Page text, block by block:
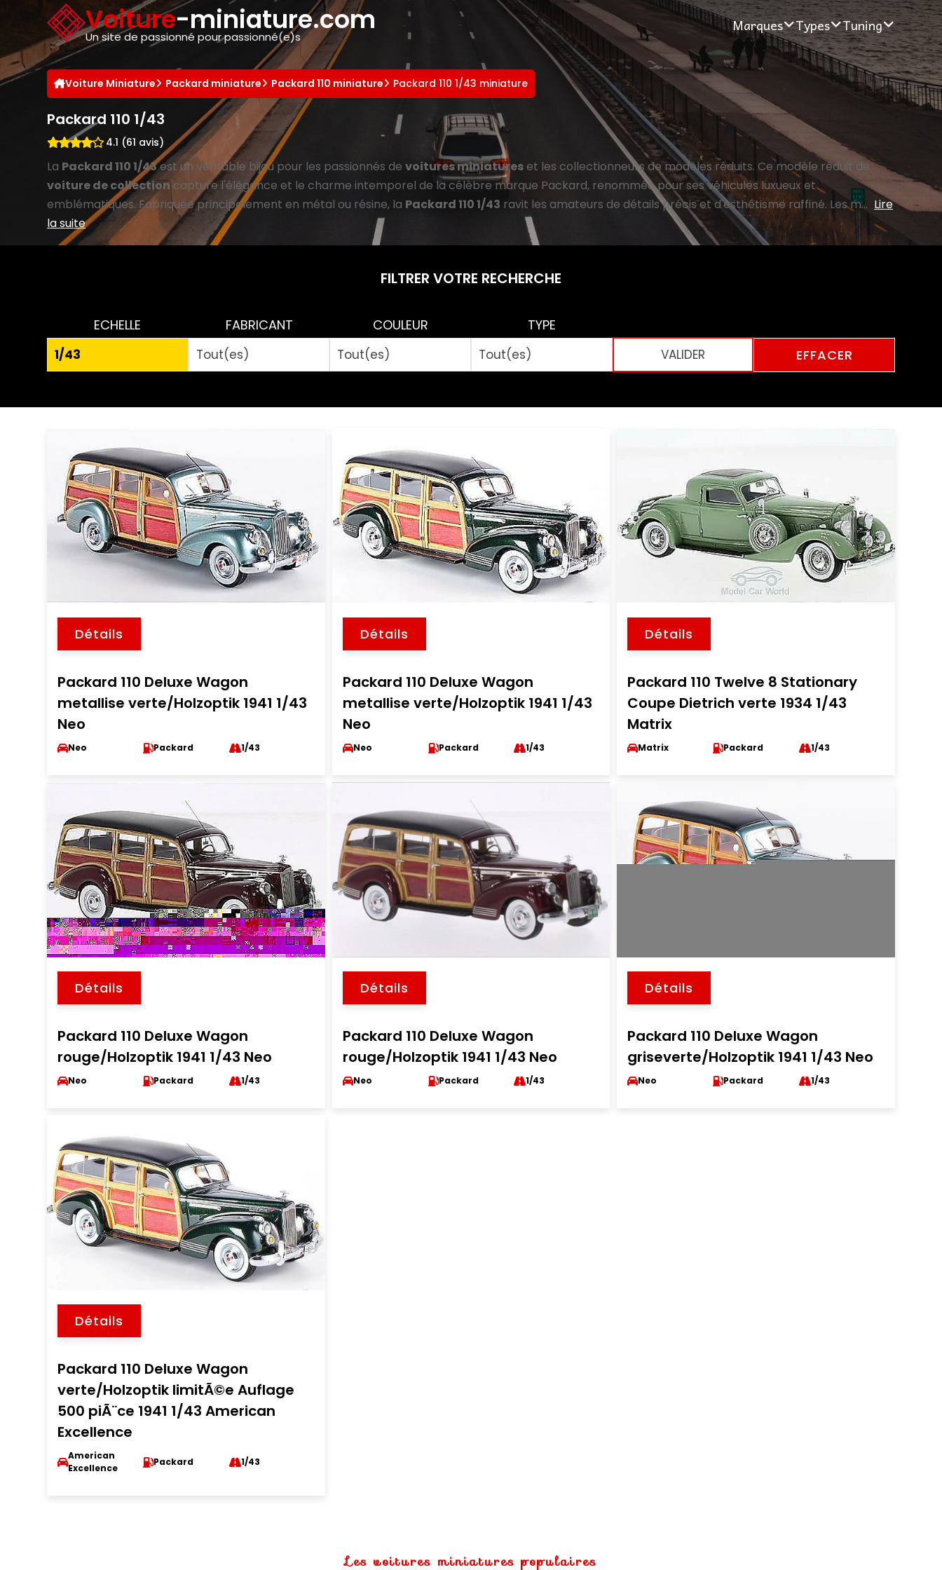
Voiture-miniature.com
Un site de passionné pour passionné(e)s
Marques Types Tuning
Voiture Miniature Packard miniature Packard 110 miniature Packard 110 1/43 miniature
Packard 110 1/43
4.1 (61 avis)
La Packard 110 1/43est un véritable bijou pour les passionnés devoitures miniatureset les collectionneurs de modèles réduits. Ce modèle réduit de
voiture de collectioncapture l'élégance et le charme intemporel de la célèbre marque Packard, renommée pour ses véhicules luxueux et
emblématiques. Fabriquée principalement en métal ou résine, la Packard 110 1/43 ravit les amateurs de détails précis et d'esthétisme raffiné. Les m... Lire
la suite
FILTRER VOTRE RECHERCHE
ECHELLE FABRICANT COULEUR
TYPE
EFFACER
Détails
Packard 110 Deluxe Wagon
metallise verte/Holzoptik 1941 1/43
Neo
Neo Packard 1/43
Détails
Packard 110 Deluxe Wagon
metallise verte/Holzoptik 1941 1/43
Neo
Neo Packard 1/43
Détails
Packard 110 Twelve 8 Stationary
Coupe Dietrich verte 1934 1/43
Matrix
Matrix Packard 1/43
Détails
Packard 110 Deluxe Wagon
rouge/Holzoptik 1941 1/43 Neo
Neo Packard 1/43
Détails
Packard 110 Deluxe Wagon
rouge/Holzoptik 1941 1/43 Neo
Neo Packard 1/43
Détails
Packard 110 Deluxe Wagon
griseverte/Holzoptik 1941 1/43 Neo
Neo Packard 1/43
Détails
Packard 110 Deluxe Wagon
verte/Holzoptik limitÃ©e Auflage
500 piÃ¨ce 1941 1/43 American
Excellence
American
Excellence
Packard 1/43
Les voitures miniatures populaires
Panneau de gestion des cookies